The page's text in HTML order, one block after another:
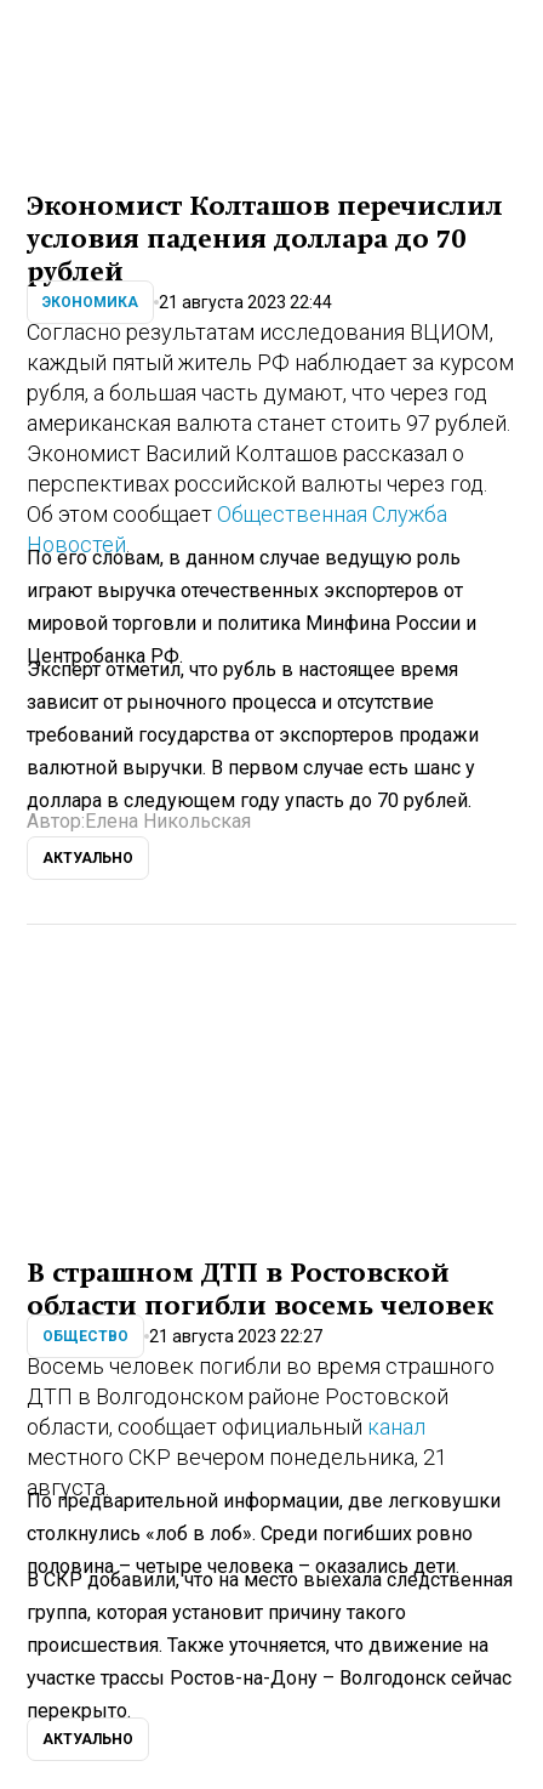
Экономист Колташов перечислил
условия падения доллара до 70
рублей
ЭКОНОМИКА 21 августа 2023 22:44
Согласно результатам исследования ВЦИОМ,
каждый пятый житель РФ наблюдает за курсом
рубля, а большая часть думают, что через год
американская валюта станет стоить 97 рублей.
Экономист Василий Колташов рассказал о
перспективах российской валюты через год.
Об этом сообщаетОбщественная Служба
Новостей
По его словам, в данном случае ведущую роль
играют выручка отечественных экспортеров от
мировой торговли и политика Минфина России и
Центробанка РФ.
Эксперт отметил, что рубль в настоящее время
зависит от рыночного процесса и отсутствие
требований государства от экспортеров продажи
валютной выручки. В первом случае есть шанс у
доллара в следующем году упасть до 70 рублей.
Автор: Елена Никольская
АКТУАЛЬНО
В страшном ДТП в Ростовской
области погибли восемь человек
ОБЩЕСТВО 21 августа 2023 22:27
Восемь человек погибли во время страшного
ДТП в Волгодонском районе Ростовской
области, сообщает официальный канал
местного СКР вечером понедельника, 21
августа.
По предварительной информации, две легковушки
столкнулись «лоб в лоб». Среди погибших ровно
половина – четыре человека – оказались дети.
В СКР добавили, что на место выехала следственная
группа, которая установит причину такого
происшествия. Также уточняется, что движение на
участке трассы Ростов-на-Дону – Волгодонск сейчас
перекрыто.
АКТУАЛЬНО